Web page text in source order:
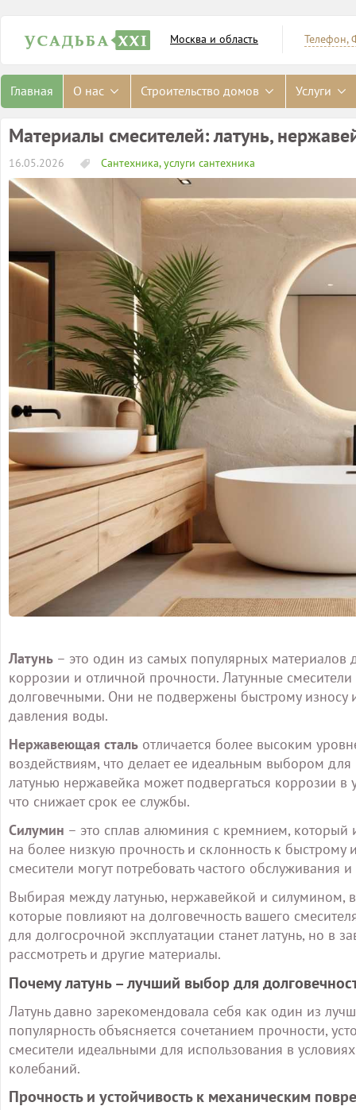
Телефон,
Москва и область
Главная О нас Строительство домов Услуги
Материалы смесителей: латунь,
16.05.2026 Сантехника, услуги сантехника
Латунь – это один из самых популярных материалов
коррозии и отличной прочности. Латунные
долговечными. Они не подвержены быстрому износу
давления воды.
Нержавеющая сталь отличается более высоким
воздействиям, что делает ее идеальным выбором
латунью нержавейка может подвергаться коррозии в
что снижает срок ее службы.
Силумин – это сплав алюминия с кремнием, который
на более низкую прочность и склонность к быстрому
смесители могут потребовать частого обслуживания
Выбирая между латунью, нержавейкой и силумином,
которые повлияют на долговечность вашего
для долгосрочной эксплуатации станет латунь, но в
рассмотреть и другие материалы.
Почему латунь – лучший выбор для
Латунь давно зарекомендовала себя как один из
популярность объясняется сочетанием прочности,
смесители идеальными для использования в
колебаний.
Прочность и устойчивость к механическим